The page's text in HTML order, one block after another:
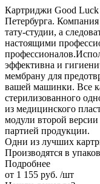
Картриджи Good Luck
Петербурга.
тату-студии, а
настоящими
эффективна и
мембрану для
вашей машинки. Все
стерилизованного
из медицинского
модули второй
партией продукции.
Одни из лучших
Производятся в
Подробнее
от 1 155 руб. /шт